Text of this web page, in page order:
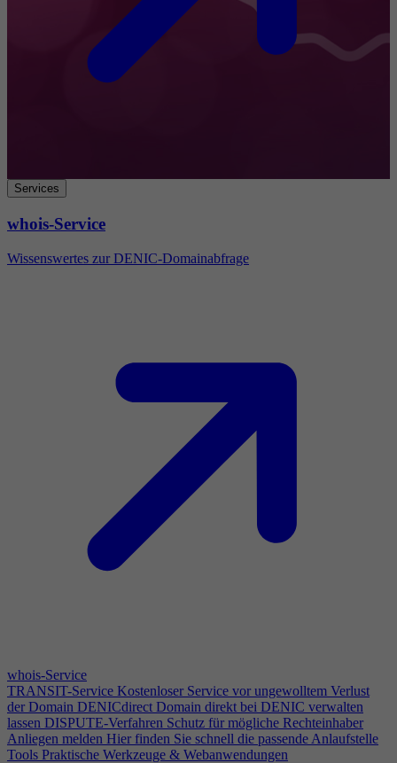
Services
whois-Service
Wissenswertes zur DENIC-Domainabfrage
whois-Service
TRANSIT-Service Kostenloser Service vor ungewolltem Verlust
der Domain DENICdirect Domain direkt bei DENIC verwalten
lassen DISPUTE-Verfahren Schutz für mögliche Rechteinhaber
Anliegen melden Hier finden Sie schnell die passende Anlaufstelle
Tools Praktische Werkzeuge & Webanwendungen